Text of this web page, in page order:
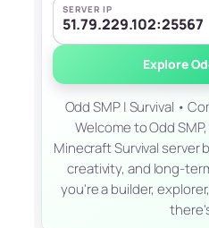
SERVER IP
51.79.229.102:25567
Explore
Odd SMP | Survival •
Welcome to Odd
Minecraft Survival server
creativity, and long-
you're a builder,